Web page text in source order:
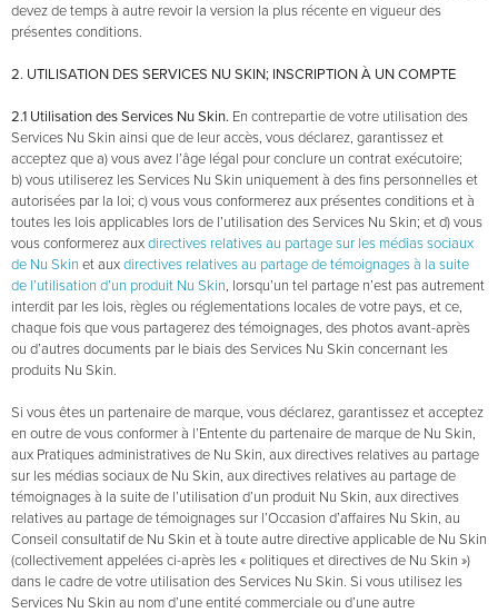
devez de temps à autre revoir la version la plus récente en vigueur des
présentes conditions.
2. UTILISATION DES SERVICES NU SKIN; INSCRIPTION À UN COMPTE
2.1 Utilisation des Services Nu Skin. En contrepartie de votre utilisation des
Services Nu Skin ainsi que de leur accès, vous déclarez, garantissez et
acceptez que a) vous avez l’âge légal pour conclure un contrat exécutoire;
b) vous utiliserez les Services Nu Skin uniquement à des fins personnelles et
autorisées par la loi; c) vous vous conformerez aux présentes conditions et à
toutes les lois applicables lors de l’utilisation des Services Nu Skin; et d) vous
vous conformerez auxdirectives relatives au partage sur les médias sociaux
de Nu Skin et auxdirectives relatives au partage de témoignages à la suite
de l’utilisation d’un produit Nu Skin, lorsqu’un tel partage n’est pas autrement
interdit par les lois, règles ou réglementations locales de votre pays, et ce,
chaque fois que vous partagerez des témoignages, des photos avant-après
ou d’autres documents par le biais des Services Nu Skin concernant les
produits Nu Skin.
Si vous êtes un partenaire de marque, vous déclarez, garantissez et acceptez
en outre de vous conformer à l’Entente du partenaire de marque de Nu Skin,
aux Pratiques administratives de Nu Skin, aux directives relatives au partage
sur les médias sociaux de Nu Skin, aux directives relatives au partage de
témoignages à la suite de l’utilisation d’un produit Nu Skin, aux directives
relatives au partage de témoignages sur l’Occasion d’affaires Nu Skin, au
Conseil consultatif de Nu Skin et à toute autre directive applicable de Nu Skin
(collectivement appelées ci-après les « politiques et directives de Nu Skin »)
dans le cadre de votre utilisation des Services Nu Skin. Si vous utilisez les
Services Nu Skin au nom d’une entité commerciale ou d’une autre